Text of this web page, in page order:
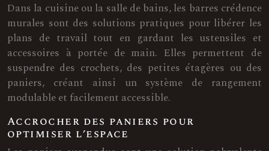
Dans la cuisine ou la salle de bains, les barres crédence
murales sont des solutions pratiques pour libérer les
plans de travail tout en gardant les ustensiles et
accessoires à portée de main. Elles permettent de
suspendre des crochets, des petites étagères ou des
paniers, créant ainsi un système de rangement
modulable et facilement accessible.
Accrocher des paniers pour
optimiser l’espace